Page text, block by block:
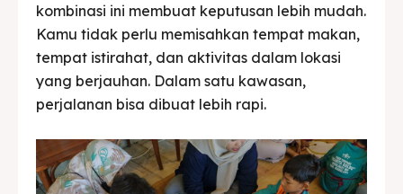
kombinasi ini membuat keputusan lebih mudah.
Kamu tidak perlu memisahkan tempat makan,
tempat istirahat, dan aktivitas dalam lokasi
yang berjauhan. Dalam satu kawasan,
perjalanan bisa dibuat lebih rapi.